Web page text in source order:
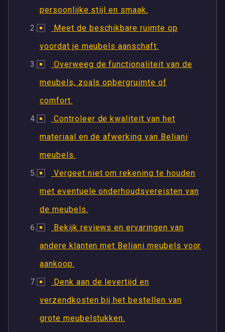
persoonlijke stijl en smaak.
Meet de beschikbare ruimte op
voordat je meubels aanschaft.
Overweeg de functionaliteit van de
meubels, zoals opbergruimte of
comfort.
Controleer de kwaliteit van het
materiaal en de afwerking van Beliani
meubels.
Vergeet niet om rekening te houden
met eventuele onderhoudsvereisten van
de meubels.
Bekijk reviews en ervaringen van
andere klanten met Beliani meubels voor
aankoop.
Denk aan de levertijd en
verzendkosten bij het bestellen van
grote meubelstukken.